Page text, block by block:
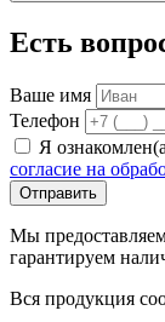
Есть
Ваше имя
Телефон
Я
согласие на
Отправить
Мы
гарантируем
Вся продукция